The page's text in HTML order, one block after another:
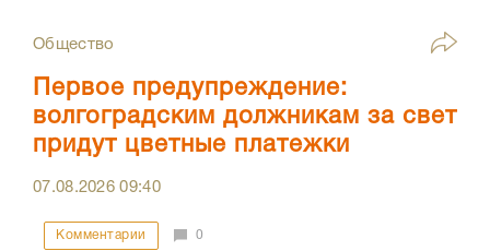
Общество
Первое предупреждение:
волгоградским должникам за свет
придут цветные платежки
07.08.202609:40
Комментарии 0